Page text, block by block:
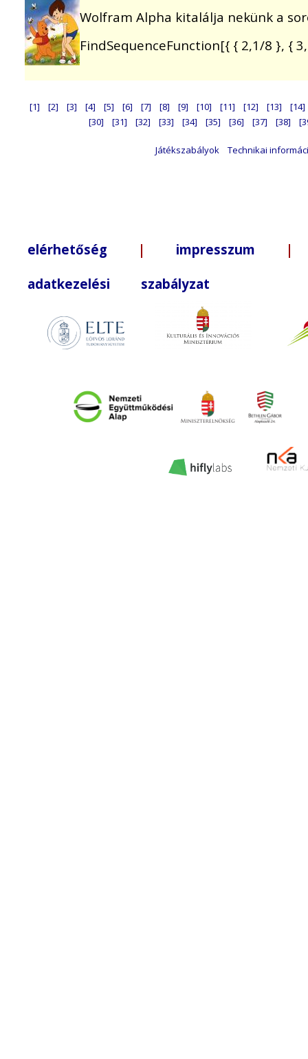
Wolfram Alpha kitalálja nekünk a
FindSequenceFunction[{ { 2,1/8 }, {
[1] [2] [3] [4] [5] [6] [7] [8] [9] [10] [11] [12] [13]
[14]
[30]
[31] [32] [33] [34] [35] [36] [37] [38]
Játékszabályok Technikai
elérhetőség | impresszum |
adatkezelési szabályzat